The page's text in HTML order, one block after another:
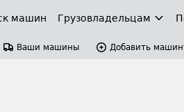
машин Грузовладельцам
Ваши машины Добавить